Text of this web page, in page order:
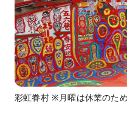
彩虹眷村 ※月曜は休業のた